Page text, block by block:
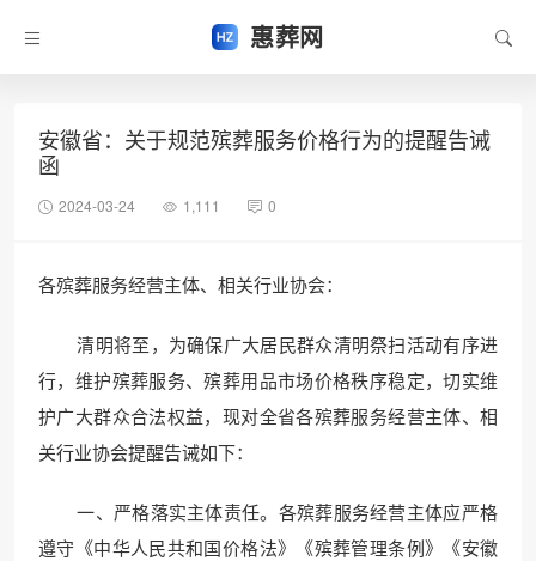
惠葬网
安徽省：关于规范殡葬服务价格行为的提醒告诫
函
2024-03-24 1,111 0
各殡葬服务经营主体、相关行业协会：
清明将至，为确保广大居民群众清明祭扫活动有序进
行，维护殡葬服务、殡葬用品市场价格秩序稳定，切实维
护广大群众合法权益，现对全省各殡葬服务经营主体、相
关行业协会提醒告诫如下：
一、严格落实主体责任。各殡葬服务经营主体应严格
遵守《中华人民共和国价格法》《殡葬管理条例》《安徽